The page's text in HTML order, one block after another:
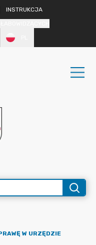
INSTRUKCJA
W URZĘDZIE